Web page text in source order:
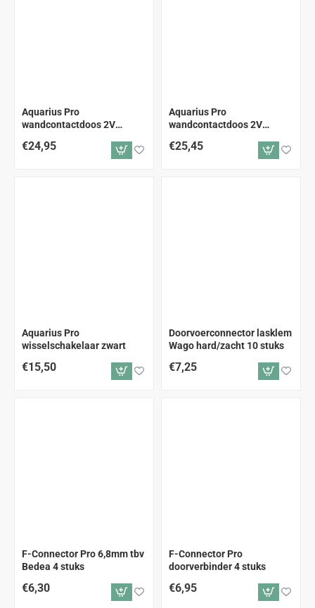
Aquarius Pro
wandcontactdoos 2V
€24,95
Aquarius Pro
wandcontactdoos 2V
€25,45
Aquarius Pro
wisselschakelaar zwart
€15,50
Doorvoerconnector lasklem
Wago hard/zacht 10 stuks
€7,25
F-Connector Pro 6,8mm tbv
Bedea 4 stuks
€6,30
F-Connector Pro
doorverbinder 4 stuks
€6,95